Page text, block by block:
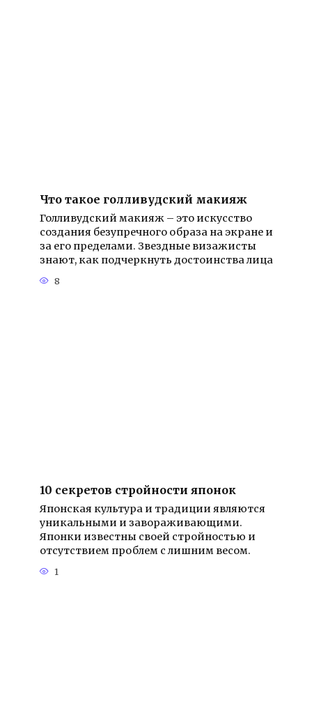
Что такое голливудский макияж
Голливудский макияж – это искусство
создания безупречного образа на экране и
за его пределами. Звездные визажисты
знают, как подчеркнуть достоинства лица
8
10 секретов стройности японок
Японская культура и традиции являются
уникальными и завораживающими.
Японки известны своей стройностью и
отсутствием проблем с лишним весом.
1